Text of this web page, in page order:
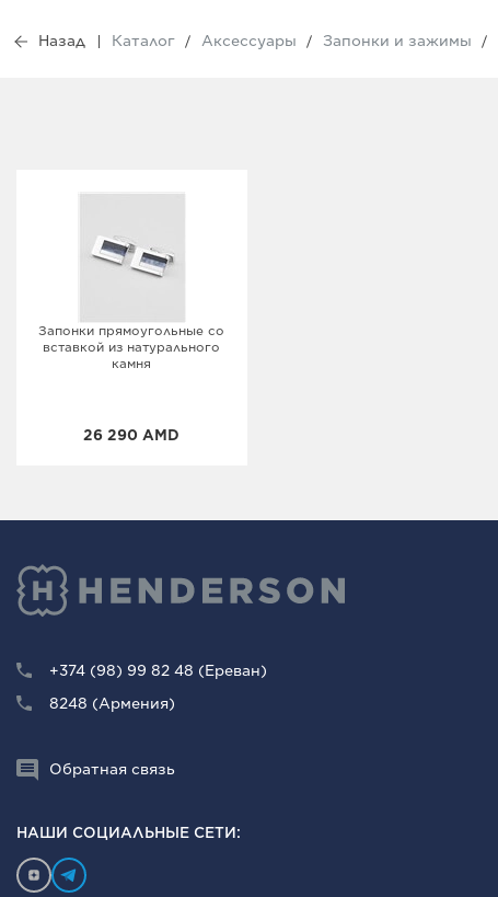
Назад Каталог Аксессуары Запонки и зажимы
Запонки прямоугольные со
вставкой из натурального
камня
26 290 AMD
+374 (98) 99 82 48 (Ереван)
8248 (Армения)
Обратная связь
НАШИ СОЦИАЛЬНЫЕ СЕТИ: